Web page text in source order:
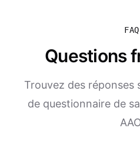
FAQ
Questions
Trouvez des réponses
de questionnaire de